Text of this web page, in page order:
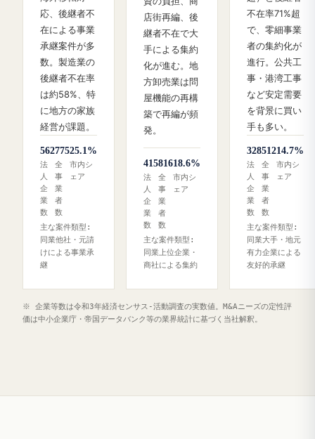
応、後継者不
在による事業
承継案件が多
数。製造業の
後継者不在率
は約58%、特
に地方の家族
経営が課題。
562
法
人
企
業
数
775
全
事
業
者
数
25.1%
市内シ
ェア
主な案件類型:
同業他社・元請
けによる事業承
継
店街再編、後
継者不在で大
手による集約
化が進む。地
方卸売業は問
屋機能の再構
築で再編が頻
発。
415
法
人
企
業
数
816
全
事
業
者
数
18.6%
市内シ
ェア
主な案件類型:
同業上位企業・
商社による集約
不在率71%超
で、零細事業
者の集約化が
進行。公共工
事・港湾工事
など安定需要
を背景に買い
手も多い。
328
法
人
企
業
数
512
全
事
業
者
数
14.7%
市内シ
ェア
主な案件類型:
同業大手・地元
有力企業による
友好的承継
※ 企業等数は令和3年経済センサス‐活動調査の実数値。M&Aニーズの定性評
価は中小企業庁・帝国データバンク等の業界統計に基づく当社解釈。